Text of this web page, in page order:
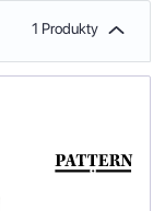
1 Produkty